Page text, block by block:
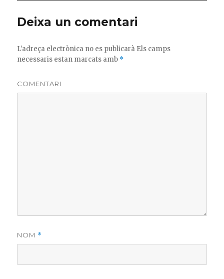
Deixa un comentari
L'adreça electrònica no es publicarà Els camps
necessaris estan marcats amb *
COMENTARI
NOM *